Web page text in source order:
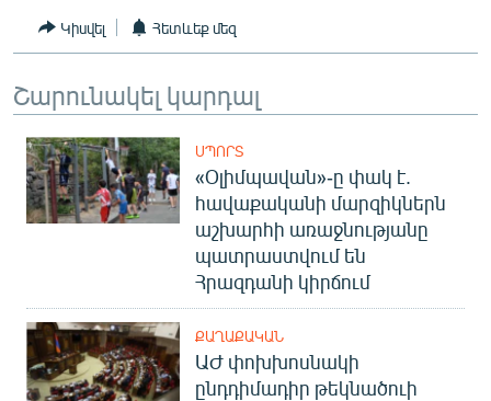
ՓՈԴՔԱՍԹ
Հայերեն
Русский
ՀԵՏԵՎԵՔ ՄԵԶ
«Ազատության» բոլոր կայքերը
Կիսվել Հետևեք մեզ
Շարունակել կարդալ
ՍՊՈՐՏ
«Օլիմպավան»-ը փակ է.
հավաքականի մարզիկներն
աշխարհի առաջնությանը
պատրաստվում են
Հրազդանի կիրճում
ՔԱՂԱՔԱԿԱՆ
ԱԺ փոխխոսնակի
ընդդիմադիր թեկնածուի